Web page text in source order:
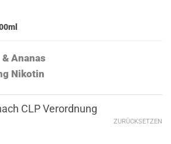
8,90 €.
ml
Ananas
Nikotin
CLP Verordnung
ZURÜCKSETZEN